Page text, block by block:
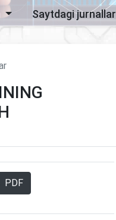
Saytdagi jurnallar
PDF